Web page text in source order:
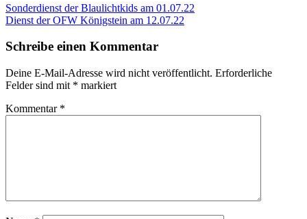
Beitragsnavigation
Vorheriger
Beitrag:
Sonderdienst der Blaulichtkids am 01.07.22
Nächster
Dienst der OFW Königstein am 12.07.22
Schreibe einen Kommentar
Deine E-Mail-Adresse wird nicht veröffentlicht. Erforderliche
Felder sind mit * markiert
Kommentar *